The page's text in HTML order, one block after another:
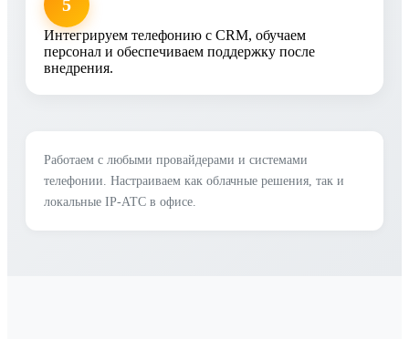
5
Интегрируем телефонию с CRM, обучаем
персонал и обеспечиваем поддержку после
внедрения.
Работаем с любыми провайдерами и системами
телефонии. Настраиваем как облачные решения, так и
локальные IP-АТС в офисе.